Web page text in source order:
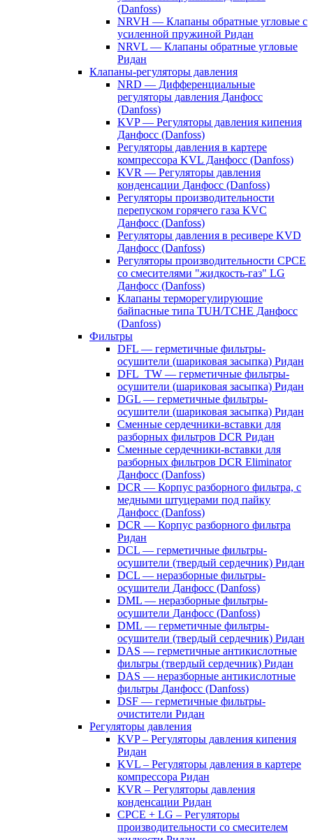
(Danfoss)
NRVH — Клапаны обратные угловые с
усиленной пружиной Ридан
NRVL — Клапаны обратные угловые
Ридан
Клапаны-регуляторы давления
NRD — Дифференциальные
регуляторы давления Данфосс
(Danfoss)
KVP — Регуляторы давления кипения
Данфосс (Danfoss)
Регуляторы давления в картере
компрессора KVL Данфосс (Danfoss)
KVR — Регуляторы давления
конденсации Данфосс (Danfoss)
Регуляторы производительности
перепуском горячего газа KVC
Данфосс (Danfoss)
Регуляторы давления в ресивере KVD
Данфосс (Danfoss)
Регуляторы производительности CPCE
со смесителями "жидкость-газ" LG
Данфосс (Danfoss)
Клапаны терморегулирующие
байпасные типа TUH/TCHE Данфосс
(Danfoss)
Фильтры
DFL — герметичные фильтры-
осушители (шариковая засыпка) Ридан
DFL_TW — герметичные фильтры-
осушители (шариковая засыпка) Ридан
DGL — герметичные фильтры-
осушители (шариковая засыпка) Ридан
Сменные сердечники-вставки для
разборных фильтров DCR Ридан
Сменные сердечники-вставки для
разборных фильтров DCR Eliminator
Данфосс (Danfoss)
DCR — Корпус разборного фильтра, с
медными штуцерами под пайку
Данфосс (Danfoss)
DCR — Корпус разборного фильтра
Ридан
DCL — герметичные фильтры-
осушители (твердый сердечник) Ридан
DCL — неразборные фильтры-
осушители Данфосс (Danfoss)
DML — неразборные фильтры-
осушители Данфосс (Danfoss)
DML — герметичные фильтры-
осушители (твердый сердечник) Ридан
DAS — герметичные антикислотные
фильтры (твердый сердечник) Ридан
DAS — неразборные антикислотные
фильтры Данфосс (Danfoss)
DSF — герметичные фильтры-
очистители Ридан
Регуляторы давления
KVP – Регуляторы давления кипения
Ридан
KVL – Регуляторы давления в картере
компрессора Ридан
KVR – Регуляторы давления
конденсации Ридан
CPCE + LG – Регуляторы
производительности со смесителем